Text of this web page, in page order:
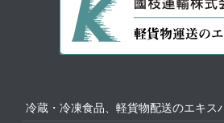
冷蔵・冷凍食品、軽貨物配送のエキス